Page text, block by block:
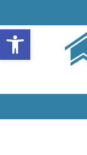
Open toolbar